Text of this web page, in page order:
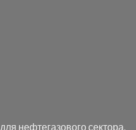
для нефтегазового сектора,